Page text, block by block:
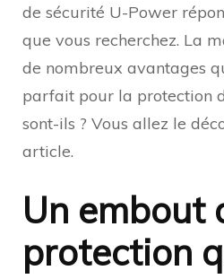
de sécurité U-Power
que vous recherchez. La
de nombreux avantages
parfait pour la protection
sont-ils ? Vous allez le
article.
Un embout
protection